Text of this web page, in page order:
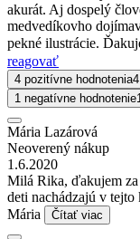
akurát. Aj dospelý
medvedíkovho
pekné ilustrácie.
reagovať
4 pozitívne hodnotenia4
1 negatívne hodnotenie1
Mária Lazárová
Neoverený nákup
1.6.2020
Milá Rika, ďakujem za
deti nachádzajú v
Mária
Čítať viac